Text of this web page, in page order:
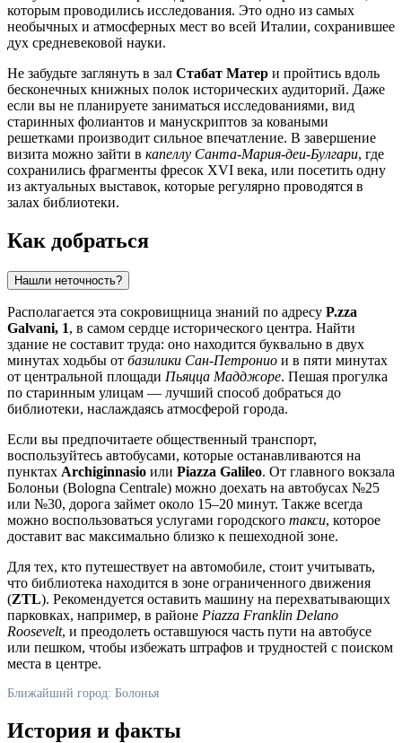
которым проводились исследования. Это одно из самых
необычных и атмосферных мест во всей Италии, сохранившее
дух средневековой науки.
Не забудьте заглянуть в зал Стабат Матер и пройтись вдоль
бесконечных книжных полок исторических аудиторий. Даже
если вы не планируете заниматься исследованиями, вид
старинных фолиантов и манускриптов за коваными
решетками производит сильное впечатление. В завершение
визита можно зайти в капеллу Санта-Мария-деи-Булгари, где
сохранились фрагменты фресок XVI века, или посетить одну
из актуальных выставок, которые регулярно проводятся в
залах библиотеки.
Как добраться
Нашли неточность?
Располагается эта сокровищница знаний по адресу P.zza
Galvani, 1, в самом сердце исторического центра. Найти
здание не составит труда: оно находится буквально в двух
минутах ходьбы от базилики Сан-Петронио и в пяти минутах
от центральной площади Пьяцца Мадджоре. Пешая прогулка
по старинным улицам — лучший способ добраться до
библиотеки, наслаждаясь атмосферой города.
Если вы предпочитаете общественный транспорт,
воспользуйтесь автобусами, которые останавливаются на
пунктах Archiginnasio или Piazza Galileo. От главного вокзала
Болоньи (Bologna Centrale) можно доехать на автобусах №25
или №30, дорога займет около 15–20 минут. Также всегда
можно воспользоваться услугами городского такси, которое
доставит вас максимально близко к пешеходной зоне.
Для тех, кто путешествует на автомобиле, стоит учитывать,
что библиотека находится в зоне ограниченного движения
(ZTL). Рекомендуется оставить машину на перехватывающих
парковках, например, в районе Piazza Franklin Delano
Roosevelt, и преодолеть оставшуюся часть пути на автобусе
или пешком, чтобы избежать штрафов и трудностей с поиском
места в центре.
Ближайший город: Болонья
История и факты